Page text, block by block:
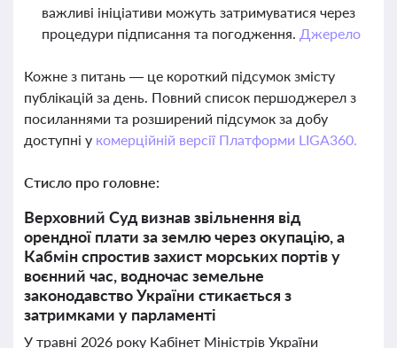
важливі ініціативи можуть затримуватися через
процедури підписання та погодження. Джерело
Кожне з питань — це короткий підсумок змісту
публікацій за день. Повний список першоджерел з
посиланнями та розширений підсумок за добу
доступні у комерційній версії Платформи LIGA360.
Стисло про головне:
Верховний Суд визнав звільнення від
орендної плати за землю через окупацію, а
Кабмін спростив захист морських портів у
воєнний час, водночас земельне
законодавство України стикається з
затримками у парламенті
У травні 2026 року Кабінет Міністрів України